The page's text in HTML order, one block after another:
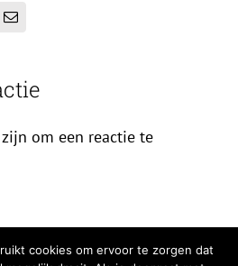
E-
om een reactie te
cookies om ervoor te zorgen dat